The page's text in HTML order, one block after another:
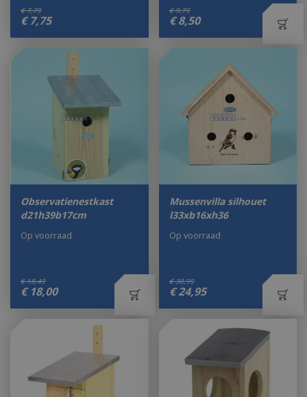
€ 7,79
€ 7,75
€ 9,79
€ 8,50
Observatienestkast
d21h39b17cm
€ 18,49
€ 18,00
Op voorraad
Mussenvilla silhouet
l33xb16xh36
€ 30,99
€ 24,95
Op voorraad